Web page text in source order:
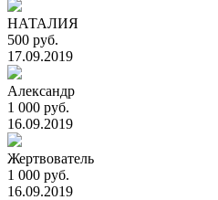
НАТАЛИЯ
500 руб.
17.09.2019
Александр
1 000 руб.
16.09.2019
Жертвователь
1 000 руб.
16.09.2019